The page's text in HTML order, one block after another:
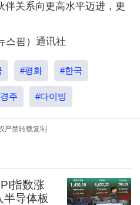
伴关系向更高水平迈进，更
스핌）通讯社
#평화 #한국
주 #다이빙
严禁转载复制
指数涨
半导体板